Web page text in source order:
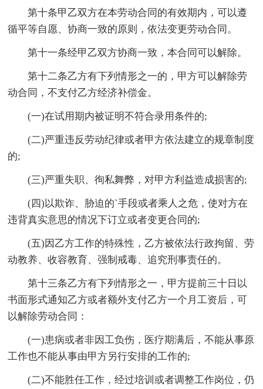
第十条甲乙双方在本劳动合同的有效期内，可以遵
循平等自愿、协商一致的原则，依法变更劳动合同。
第十一条经甲乙双方协商一致，本合同可以解除。
第十二条乙方有下列情形之一的，甲方可以解除劳
动合同，不支付乙方经济补偿金。
(一)在试用期内被证明不符合录用条件的;
(二)严重违反劳动纪律或者甲方依法建立的规章制度
的;
(三)严重失职、徇私舞弊，对甲方利益造成损害的;
(四)以欺诈、胁迫的`手段或者乘人之危，使对方在
违背真实意思的情况下订立或者变更合同的;
(五)因乙方工作的特殊性，乙方被依法行政拘留、劳
动教养、收容教育、强制戒毒、追究刑事责任的。
第十三条乙方有下列情形之一，甲方提前三十日以
书面形式通知乙方或者额外支付乙方一个月工资后，可
以解除劳动合同：
(一)患病或者非因工负伤，医疗期满后，不能从事原
工作也不能从事由甲方另行安排的工作的;
(二)不能胜任工作，经过培训或者调整工作岗位，仍